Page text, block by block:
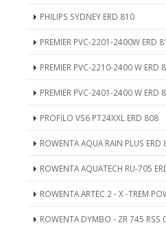
PHILIPS SYDNEY ERD 810
PREMIER PVC-2201-2400W ERD
PREMIER PVC-2210-2400 W ERD
PREMIER PVC-2401-2400 W ERD
PROFİLO VS6 PT24XXL ERD 808
ROWENTA AQUA RAIN PLUS ERD
ROWENTA AQUATECH RU-705
ROWENTA ARTEC 2 - X -TREM
ROWENTA DYMBO - ZR 745 RSS